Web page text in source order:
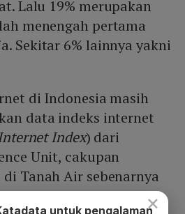
Lalu 19% merupakan
menengah pertama
Sekitar 6% lainnya yakni
di Indonesia masih
data indeks internet
Index) dari
Unit, cakupan
Tanah Air sebenarnya
tangga pengguna
×
untuk pengalaman